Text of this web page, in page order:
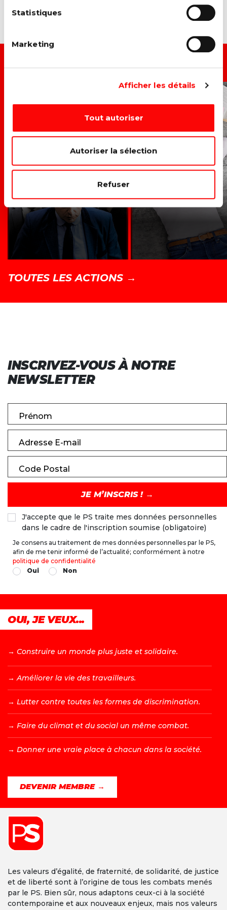
Statistiques
Marketing
Afficher les détails
Tout autoriser
Autoriser la sélection
Refuser
L'ÉNERGIE N'EST PAS
CONTRE
MINERVAL
TOUTES LES ACTIONS →
INSCRIVEZ-VOUS À NOTRE
NEWSLETTER
Prénom
Adresse E-mail
Code Postal
J'accepte que le PS traite mes données personnelles
dans le cadre de l'inscription soumise (obligatoire)
Je consens au traitement de mes données personnelles par le PS,
afin de me tenir informé de l’actualité; conformément à notre
politique de confidentialité
Oui
Non
Les valeurs d’égalité, de fraternité, de solidarité, de justice
et de liberté sont à l’origine de tous les combats menés
par le PS. Bien sûr, nous adaptons ceux-ci à la société
contemporaine et aux nouveaux enjeux, mais nos valeurs
OUI, JE VEUX...
→ Construire un monde plus juste et solidaire.
→ Améliorer la vie des travailleurs.
→ Lutter contre toutes les formes de discrimination.
→ Faire du climat et du social un même combat.
→ Donner une vraie place à chacun dans la société.
DEVENIR MEMBRE →